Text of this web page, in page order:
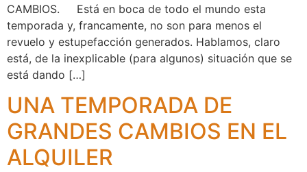
CAMBIOS. Está en boca de todo el mundo esta
temporada y, francamente, no son para menos el
revuelo y estupefacción generados. Hablamos, claro
está, de la inexplicable (para algunos) situación que se
está dando […]
UNA TEMPORADA DE
GRANDES CAMBIOS EN EL
ALQUILER